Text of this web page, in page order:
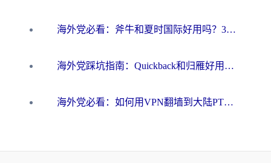
海外党必看：斧牛和夏时国际好用吗？3步选对回国加速器，无缝刷国内资源
海外党踩坑指南：Quickback和归雁好用吗？选对加速器才能无缝刷国内资源
海外党必看：如何用VPN翻墙到大陆PTT？一篇解决你所有回国加速痛点